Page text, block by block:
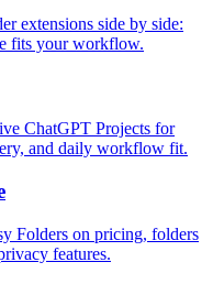
extensions side by side:
fits your workflow.
ChatGPT Projects for
and daily workflow fit.
Folders on pricing, folders
features.